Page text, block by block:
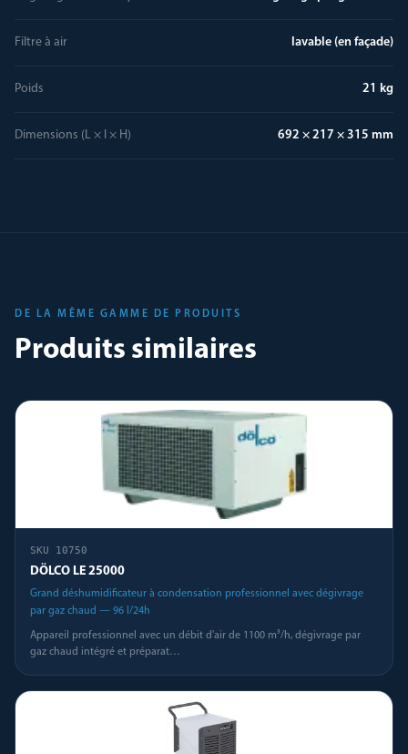
Filtre à air lavable (en façade)
Poids 21 kg
Dimensions (L × l × H) 692 × 217 × 315 mm
DE LA MÊME GAMME DE PRODUITS
Produits similaires
SKU 10750
DÖLCO LE 25000
Grand déshumidificateur à condensation professionnel avec dégivrage
par gaz chaud — 96 l/24h
Appareil professionnel avec un débit d'air de 1100 m³/h, dégivrage par
gaz chaud intégré et préparat…